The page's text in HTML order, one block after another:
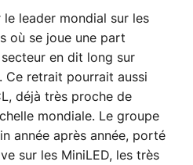
leader mondial sur les
où se joue une part
secteur en dit long sur
Ce retrait pourrait aussi
déjà très proche de
mondiale. Le groupe
année après année, porté
sur les MiniLED, les très